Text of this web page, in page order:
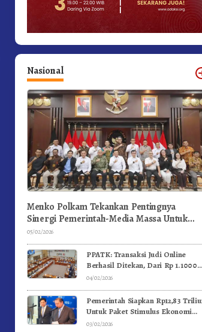
Nasional
Menko Polkam Tekankan Pentingnya
Sinergi Pemerintah-Media Massa Untuk
Jaga Stabilitas Bangsa
05/02/2026
PPATK: Transaksi Judi Online
Berhasil Ditekan, Dari Rp 1.1000
Triliun Menjadi Rp 268 Triliun
04/02/2026
Pemerintah Siapkan Rp12,83
Untuk Paket Stimulus Ekonomi
Kuartal I-2026
03/02/2026